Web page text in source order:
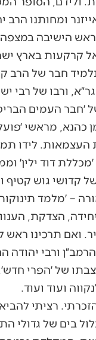
ומחותנו
ראש הישיבה
קרקעות בארץ
חבר של הרב
ורבו של
׳חבר העמים
מראשי
העצמאות. לידו
דוד ילין׳
קדושי גוש
– ׳מלמד
הצדקת,
ואם תרכינו ראש
ורבי יהודה
של ׳הפרי
ועוד ועוד.
רציתי
בים של גדולי